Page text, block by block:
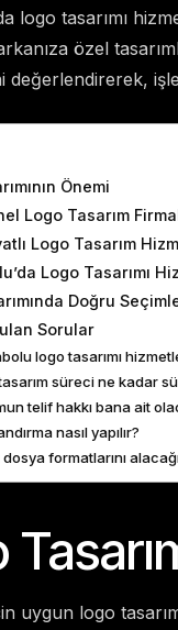
logo tasarımı
özel
değerlendirerek,
Önemi
Logo Tasarım
Logo Tasarım
Logo Tasarımı
Doğru
Sorular
logo tasarımı
süreci ne kadar
telif hakkı bana ait
nasıl yapılır?
formatlarını
uygun logo